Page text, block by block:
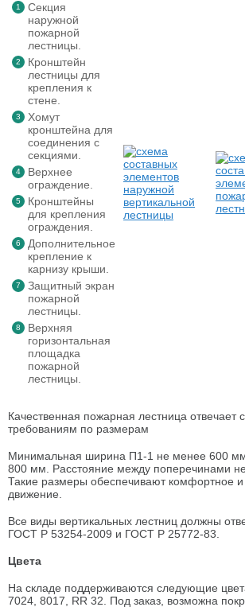
Секция
наружной
пожарной
лестницы.
Кронштейн
лестницы для
крепления к
стене.
Хомут
кронштейна для
соединения с
секциями.
Верхнее
ограждение.
Кронштейны
для крепления
ограждения.
Дополнительное
крепление к
карнизу крыши.
Защитный экран
пожарной
лестницы.
Верхняя
горизонтальная
площадка
пожарной
лестницы.
Качественная пожарная лестница
требованиям по размерам
Минимальная ширина П1-1 не менее 600
800 мм. Расстояние между поперечинами
Такие размеры обеспечивают комфортное и
движение.
Все виды вертикальных лестниц должны
ГОСТ Р 53254-2009 и ГОСТ Р 25772-83.
Цвета
На складе поддерживаются следующие
7024, 8017, RR 32. Под заказ, возможна